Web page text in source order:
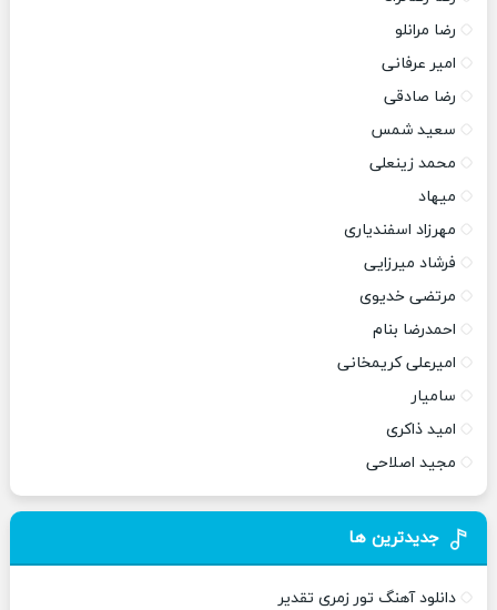
رضا مرانلو
امیر عرفانی
رضا صادقی
سعید شمس
محمد زینعلی
میهاد
مهرزاد اسفندیاری
فرشاد میرزایی
مرتضی خدیوی
احمدرضا بنام
امیرعلی کریمخانی
سامیار
امید ذاکری
مجید اصلاحی
جدیدترین ها
دانلود آهنگ تور زمری تقدیر